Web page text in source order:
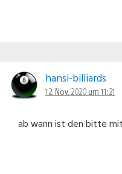
hansi-billiards
12. Nov. 2020 um 11:21
ab wann ist den bitte